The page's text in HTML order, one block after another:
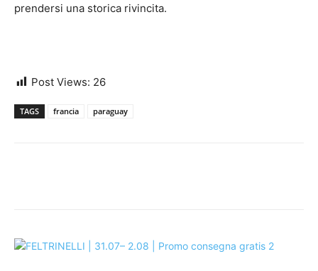
prendersi una storica rivincita.
Post Views: 26
TAGS francia paraguay